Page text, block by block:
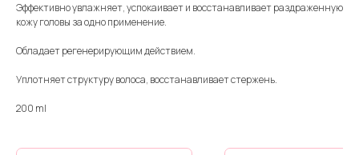
Эффективно увлажняет, успокаивает и восстанавливает раздраженную
кожу головы за одно применение.
Обладает регенерирующим действием.
Уплотняет структуру волоса, восстанавливает стержень.
200 ml